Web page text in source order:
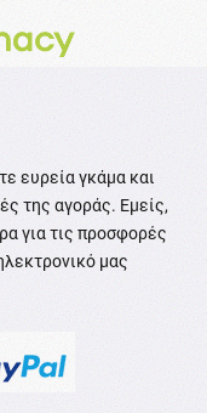
ευρεία γκάμα και
της αγοράς. Εμείς,
για τις προσφορές
μας